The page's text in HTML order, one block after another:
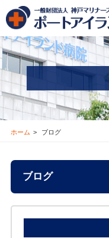
ホーム ブログ
ブログ